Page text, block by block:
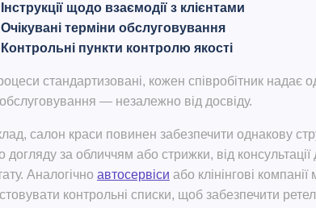
Інструкції щодо взаємодії з клієнтами
Очікувані терміни обслуговування
Контрольні пункти контролю якості
стандартизовані, кожен співробітник надає
— незалежно від досвіду.
салон краси повинен забезпечити однакову
догляду за обличчям або стрижки, від консультації
Аналогічно автосервіси або клінінгові
контрольні списки, щоб забезпечити